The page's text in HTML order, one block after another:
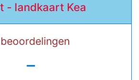
- landkaart Kea
-